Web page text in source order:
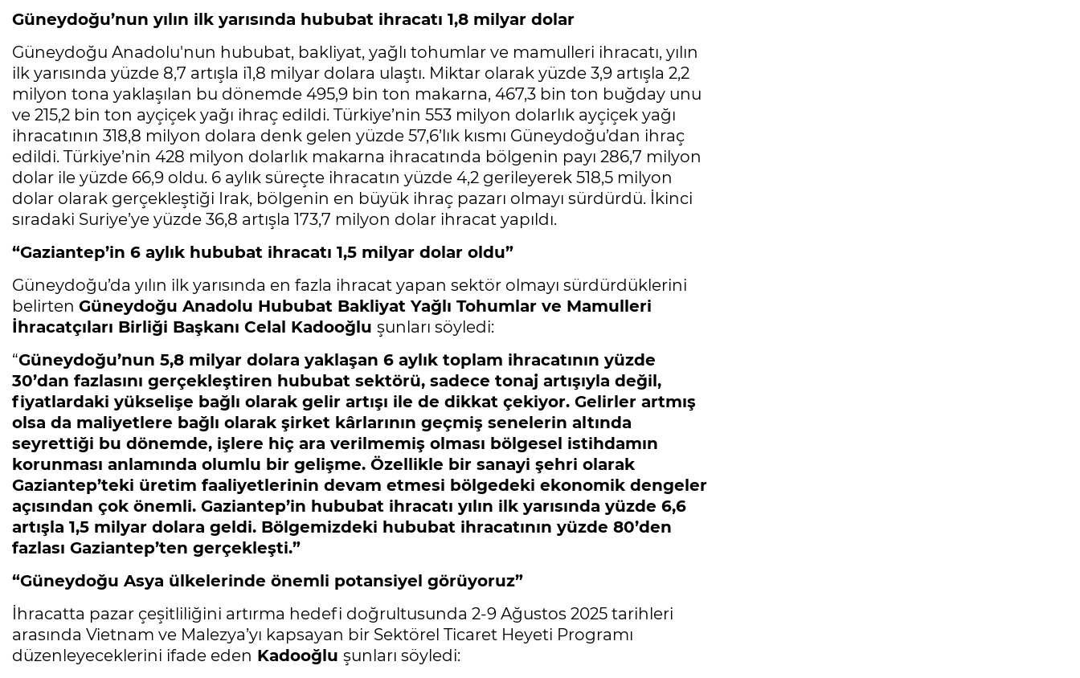
Güneydoğu’nun yılın ilk yarısında hububat ihracatı 1,8 milyar dolar
Güneydoğu Anadolu'nun hububat, bakliyat, yağlı tohumlar ve mamulleri ihracatı, yılın
ilk yarısında yüzde 8,7 artışla i1,8 milyar dolara ulaştı. Miktar olarak yüzde 3,9 artışla 2,2
milyon tona yaklaşılan bu dönemde 495,9 bin ton makarna, 467,3 bin ton buğday unu
ve 215,2 bin ton ayçiçek yağı ihraç edildi. Türkiye’nin 553 milyon dolarlık ayçiçek yağı
ihracatının 318,8 milyon dolara denk gelen yüzde 57,6’lık kısmı Güneydoğu’dan ihraç
edildi. Türkiye’nin 428 milyon dolarlık makarna ihracatında bölgenin payı 286,7 milyon
dolar ile yüzde 66,9 oldu. 6 aylık süreçte ihracatın yüzde 4,2 gerileyerek 518,5 milyon
dolar olarak gerçekleştiği Irak, bölgenin en büyük ihraç pazarı olmayı sürdürdü. İkinci
sıradaki Suriye’ye yüzde 36,8 artışla 173,7 milyon dolar ihracat yapıldı.
“Gaziantep’in 6 aylık hububat ihracatı 1,5 milyar dolar oldu”
Güneydoğu’da yılın ilk yarısında en fazla ihracat yapan sektör olmayı sürdürdüklerini
belirten Güneydoğu Anadolu Hububat Bakliyat Yağlı Tohumlar ve Mamulleri
İhracatçıları Birliği Başkanı Celal Kadooğlu şunları söyledi:
“Güneydoğu’nun 5,8 milyar dolara yaklaşan 6 aylık toplam ihracatının yüzde
30’dan fazlasını gerçekleştiren hububat sektörü, sadece tonaj artışıyla değil,
fiyatlardaki yükselişe bağlı olarak gelir artışı ile de dikkat çekiyor. Gelirler artmış
olsa da maliyetlere bağlı olarak şirket kârlarının geçmiş senelerin altında
seyrettiği bu dönemde, işlere hiç ara verilmemiş olması bölgesel istihdamın
korunması anlamında olumlu bir gelişme. Özellikle bir sanayi şehri olarak
Gaziantep’teki üretim faaliyetlerinin devam etmesi bölgedeki ekonomik dengeler
açısından çok önemli. Gaziantep’in hububat ihracatı yılın ilk yarısında yüzde 6,6
artışla 1,5 milyar dolara geldi. Bölgemizdeki hububat ihracatının yüzde 80’den
fazlası Gaziantep’ten gerçekleşti.”
“Güneydoğu Asya ülkelerinde önemli potansiyel görüyoruz”
İhracatta pazar çeşitliliğini artırma hedefi doğrultusunda 2-9 Ağustos 2025 tarihleri
arasında Vietnam ve Malezya’yı kapsayan bir Sektörel Ticaret Heyeti Programı
düzenleyeceklerini ifade eden Kadooğlu şunları söyledi: